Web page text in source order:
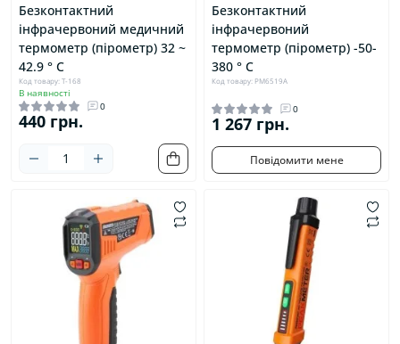
Безконтактний
інфрачервоний медичний
термометр (пірометр) 32 ~
42.9 ° C
Код товару: T-168
В наявності
0
440 грн.
Безконтактний
інфрачервоний
термометр (пірометр) -50-
380 ° C
Код товару: PM6519A
0
1 267 грн.
Повідомити мене